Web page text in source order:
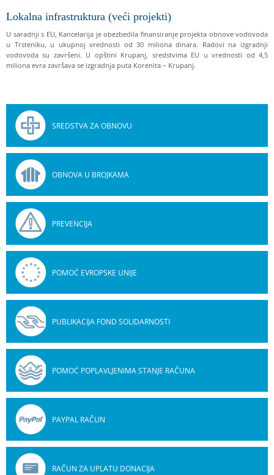
Lokalna infrastruktura (veći projekti)
U saradnji s EU, Kancelarija je obezbedila finansiranje projekta obnove vodovoda
u Trsteniku, u ukupnoj vrednosti od 30 miliona dinara. Radovi na izgradnji
vodovoda su završeni. U opštini Krupanj, sredstvima EU u vrednosti od 4,5
miliona evra završava se izgradnja puta Korenita – Krupanj.
SREDSTVA ZA OBNOVU
OBNOVA U BROJKAMA
PREVENCIJA
POMOĆ EVROPSKE UNIJE
PUBLIKACIJA FOND SOLIDARNOSTI
POMOĆ POPLAVLJENIMA STANJE RAČUNA
PAYPAL RAČUN
RAČUN ZA UPLATU DONACIJA